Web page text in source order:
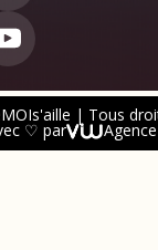
| Tous
♡ par